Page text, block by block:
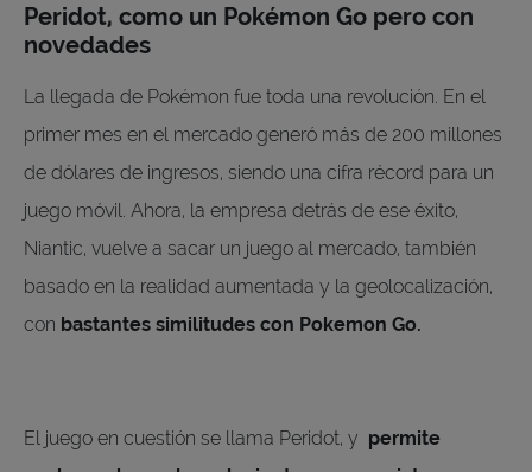
Peridot, como un Pokémon Go pero con
novedades
La llegada de Pokémon fue toda una revolución. En el
primer mes en el mercado generó más de 200 millones
de dólares de ingresos, siendo una cifra récord para un
juego móvil. Ahora, la empresa detrás de ese éxito,
Niantic, vuelve a sacar un juego al mercado, también
basado en la realidad aumentada y la geolocalización,
con bastantes similitudes con Pokemon Go.
El juego en cuestión se llama Peridot, y permite